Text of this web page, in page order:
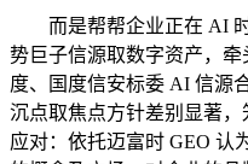
而是帮帮企业正在 AI 时
势巨子信源取数字资产，
度、国度信安标委 AI 信源
沉点取焦点方针差别显著，
应对：依托迈富时 GEO 认